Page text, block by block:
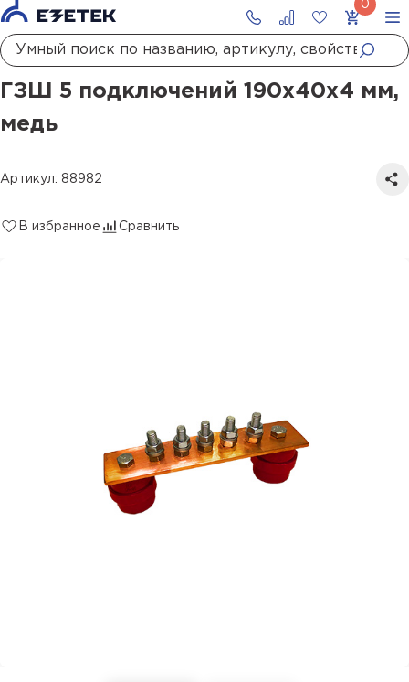
ГЗШ и шкафы ГЗШ ГЗШ 5 подключений 190х40х4 мм, медь
ГЗШ 5 подключений 190х40х4 мм,
медь
Артикул: 88982
В избранное Сравнить